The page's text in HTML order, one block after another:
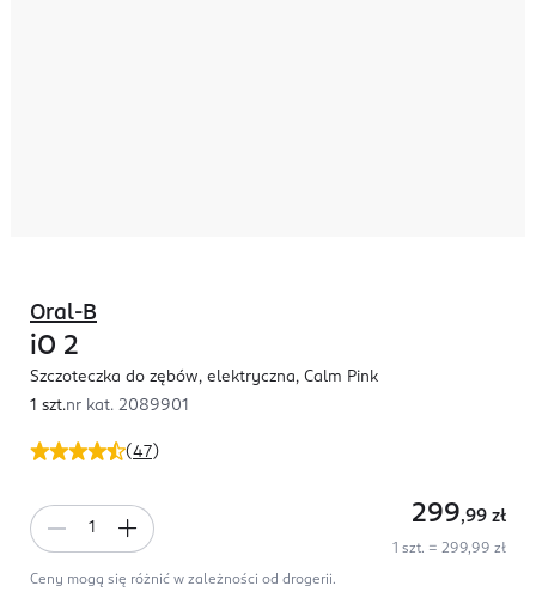
(47)
Oral-B
iO 2
Szczoteczka do zębów, elektryczna, Calm Pink
1 szt.nr kat. 2089901
299,99 zł
1 szt. = 299,99 zł
Ceny mogą się różnić w zależności od drogerii.